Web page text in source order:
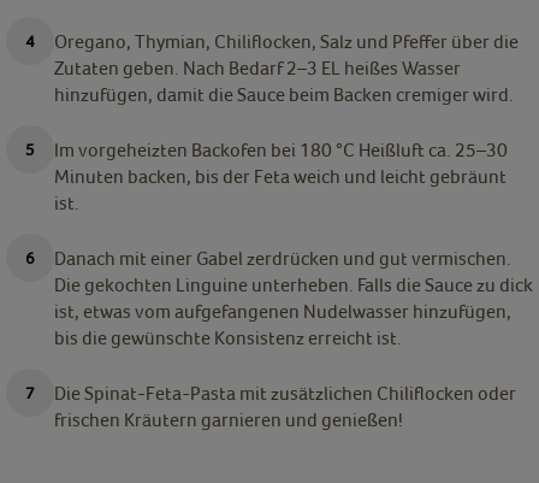
Oregano, Thymian, Chiliflocken, Salz und Pfeffer über die
Zutaten geben. Nach Bedarf 2–3 EL heißes Wasser
hinzufügen, damit die Sauce beim Backen cremiger wird.
Im vorgeheizten Backofen bei 180 °C Heißluft ca. 25–30
Minuten backen, bis der Feta weich und leicht gebräunt
ist.
Danach mit einer Gabel zerdrücken und gut vermischen.
Die gekochten Linguine unterheben. Falls die Sauce zu dick
ist, etwas vom aufgefangenen Nudelwasser hinzufügen,
bis die gewünschte Konsistenz erreicht ist.
Die Spinat-Feta-Pasta mit zusätzlichen Chiliflocken oder
frischen Kräutern garnieren und genießen!